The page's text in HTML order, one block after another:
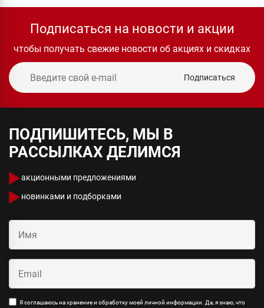
Подписаться на новости и акции
чтобы получать свежие новости об акциях и скидках
Подписаться
ПОДПИШИТЕСЬ, МЫ В
РАССЫЛКАХ ДЕЛИМСЯ
акционными предложениями
новинками и подборками
Я соглашаюсь на хранение и обработку моей личной информации. Да, я знаю, что